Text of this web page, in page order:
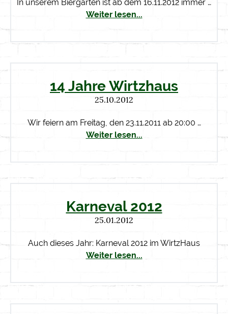
In unserem Biergarten ist ab dem 16.11.2012 immer …
Weiter lesen...
14 Jahre Wirtzhaus
25.10.2012
Wir feiern am Freitag, den 23.11.2011 ab 20:00 …
Weiter lesen...
Karneval 2012
25.01.2012
Auch dieses Jahr: Karneval 2012 im WirtzHaus
Weiter lesen...